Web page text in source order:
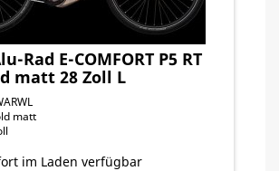
Rad E-COMFORT P5 RT
matt 28 Zoll L
matt
im Laden verfügbar